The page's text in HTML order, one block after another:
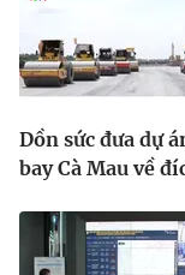
Dồn sức đưa dự
bay Cà Mau về